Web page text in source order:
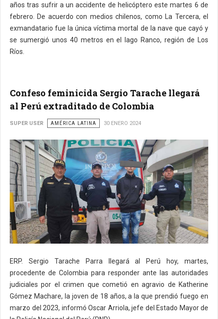
años tras sufrir a un accidente de helicóptero este martes 6 de
febrero. De acuerdo con medios chilenos, como La Tercera, el
exmandatario fue la única víctima mortal de la nave que cayó y
se sumergió unos 40 metros en el lago Ranco, región de Los
Ríos.
Confeso feminicida Sergio Tarache llegará
al Perú extraditado de Colombia
SUPER USER AMÉRICA LATINA 30 ENERO 2024
ERP. Sergio Tarache Parra llegará al Perú hoy, martes,
procedente de Colombia para responder ante las autoridades
judiciales por el crimen que cometió en agravio de Katherine
Gómez Machare, la joven de 18 años, a la que prendió fuego en
marzo del 2023, informó Oscar Arriola, jefe del Estado Mayor de